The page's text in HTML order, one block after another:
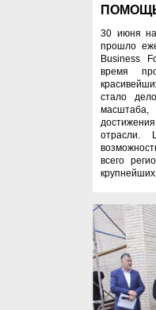
30 июня на
прошло
Business
время
стало
масштаба,
отрасли.
всего
крупнейших